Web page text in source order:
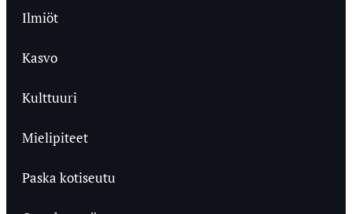
Ilmiöt
Kasvo
Kulttuuri
Mielipiteet
Paska kotiseutu